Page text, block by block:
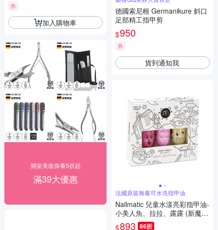
券
加入購物車
開架美妝保養5折起
滿39大優惠
德國索尼根 Germanikure 斜口
足部精工指甲剪
$950
券
貨到通知我
法國原裝無毒可水洗指甲油
Nailmatic 兒童水漾亮彩指甲油-
小美人魚、拉拉、露露 (新魔幻
森林3入)
$893 86折